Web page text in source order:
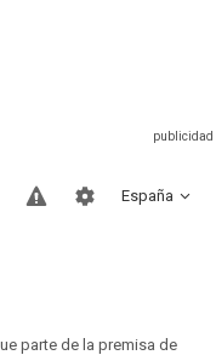
España
parte de la premisa de